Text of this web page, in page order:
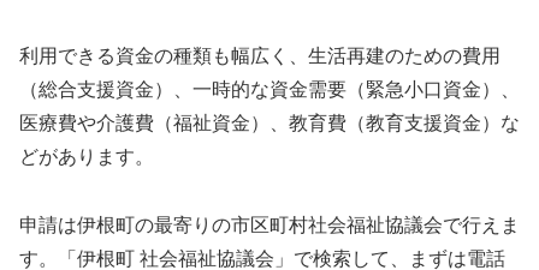
利用できる資金の種類も幅広く、生活再建のための費用
（総合支援資金）、一時的な資金需要（緊急小口資金）、
医療費や介護費（福祉資金）、教育費（教育支援資金）な
どがあります。
申請は伊根町の最寄りの市区町村社会福祉協議会で行えま
す。「伊根町 社会福祉協議会」で検索して、まずは電話